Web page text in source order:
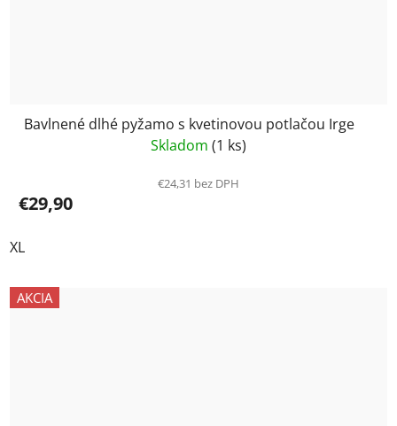
Bavlnené dlhé pyžamo s kvetinovou potlačou Irge
Skladom (1 ks)
€24,31 bez DPH
€29,90
XL
AKCIA